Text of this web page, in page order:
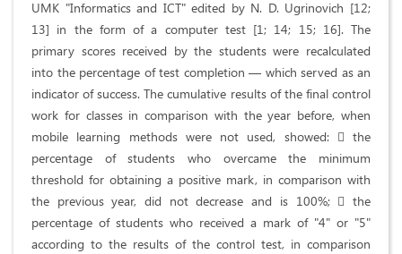
UMK "Informatics and ICT" edited by N. D. Ugrinovich [12;
13] in the form of a computer test [1; 14; 15; 16]. The
primary scores received by the students were recalculated
into the percentage of test completion — which served as an
indicator of success. The cumulative results of the final control
work for classes in comparison with the year before, when
mobile learning methods were not used, showed:  the
percentage of students who overcame the minimum
threshold for obtaining a positive mark, in comparison with
the previous year, did not decrease and is 100%;  the
percentage of students who received a mark of "4" or "5"
according to the results of the control test, in comparison